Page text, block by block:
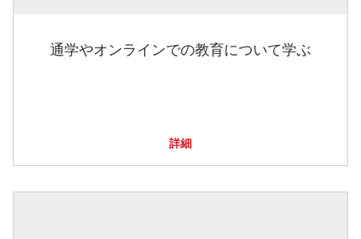
通学やオンラインでの教育について学ぶ
詳細